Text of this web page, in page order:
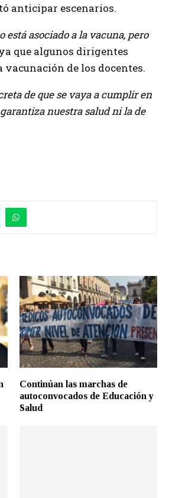
anticipar escenarios.
está asociado a la vacuna, pero
que algunos dirigentes
de los docentes.
de que se vaya a cumplir en
nuestra salud ni la de
Continúan las marchas de
autoconvocados de Educación y
Salud